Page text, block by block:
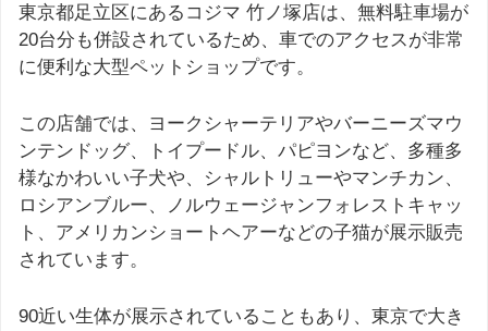
東京都足立区にあるコジマ 竹ノ塚店は、無料駐車場が
20台分も併設されているため、車でのアクセスが非常
に便利な大型ペットショップです。
この店舗では、ヨークシャーテリアやバーニーズマウ
ンテンドッグ、トイプードル、パピヨンなど、多種多
様なかわいい子犬や、シャルトリューやマンチカン、
ロシアンブルー、ノルウェージャンフォレストキャッ
ト、アメリカンショートヘアーなどの子猫が展示販売
されています。
90近い生体が展示されていることもあり、東京で大き